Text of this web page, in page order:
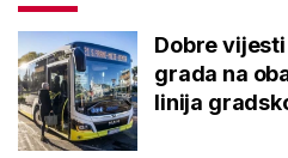
Dobre
grada na
linija